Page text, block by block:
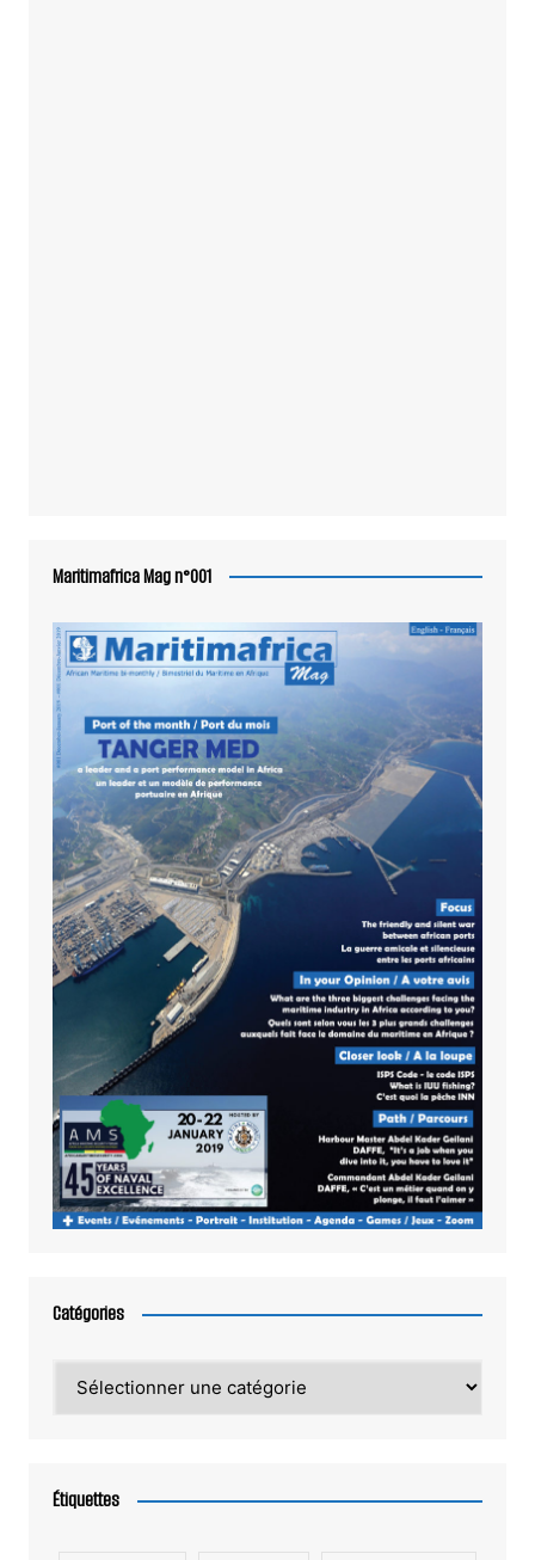
Maritimafrica Mag n°001
Catégories
Étiquettes